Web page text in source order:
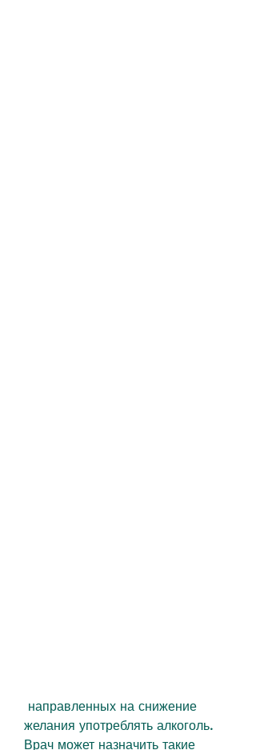
желания употреблять алкоголь.
Врач может назначить такие